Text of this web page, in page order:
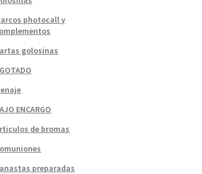
photocall y
golosinas
ENCARGO
de bromas
preparadas